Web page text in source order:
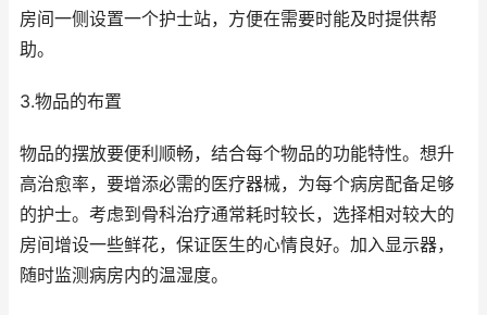
房间一侧设置一个护士站，方便在需要时能及时提供帮
助。
3.物品的布置
物品的摆放要便利顺畅，结合每个物品的功能特性。想升
高治愈率，要增添必需的医疗器械，为每个病房配备足够
的护士。考虑到骨科治疗通常耗时较长，选择相对较大的
房间增设一些鲜花，保证医生的心情良好。加入显示器，
随时监测病房内的温湿度。